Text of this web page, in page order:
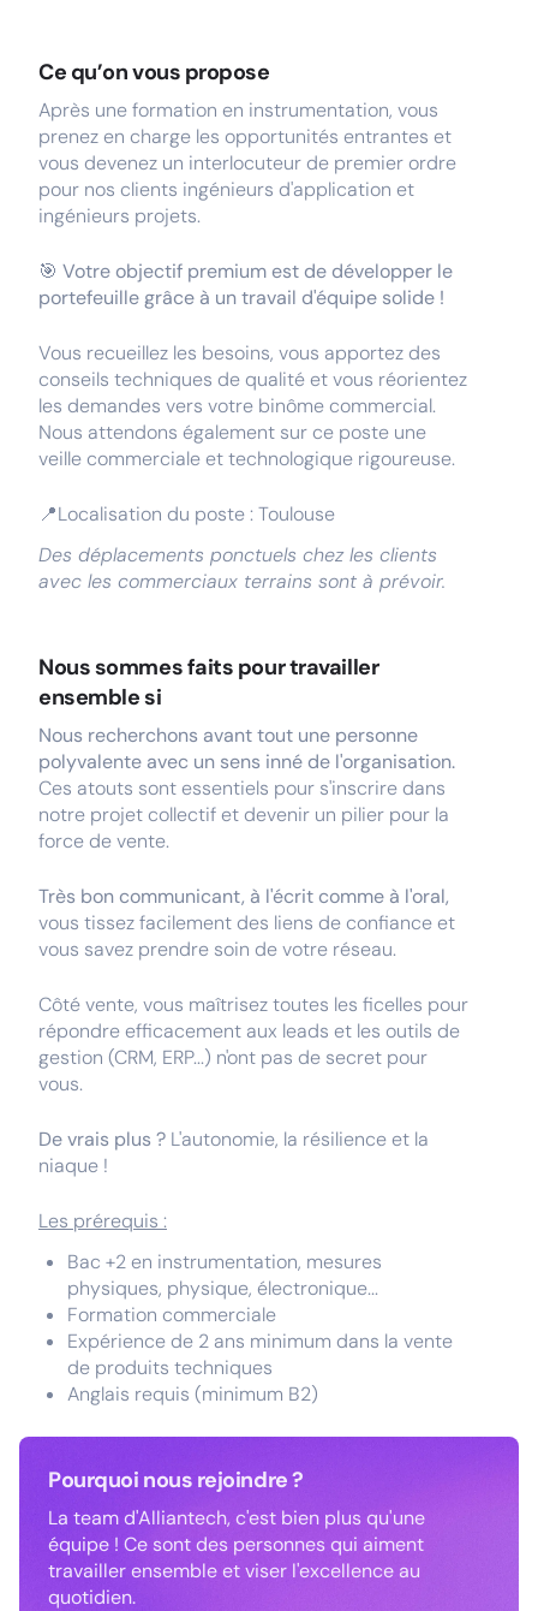
Ce qu’on vous propose
Après une formation en instrumentation, vous
prenez en charge les opportunités entrantes et
vous devenez un interlocuteur de premier ordre
pour nos clients ingénieurs d'application et
ingénieurs projets.
🎯 Votre objectif premium est de développer le
portefeuille grâce à un travail d'équipe solide !
Vous recueillez les besoins, vous apportez des
conseils techniques de qualité et vous réorientez
les demandes vers votre binôme commercial.
Nous attendons également sur ce poste une
veille commerciale et technologique rigoureuse.
📍Localisation du poste : Toulouse
Des déplacements ponctuels chez les clients
avec les commerciaux terrains sont à prévoir.
Nous sommes faits pour travailler
ensemble si
Nous recherchons avant tout une personne
polyvalente avec un sens inné de l'organisation.
Ces atouts sont essentiels pour s'inscrire dans
notre projet collectif et devenir un pilier pour la
force de vente.
Très bon communicant, à l'écrit comme à l'oral,
vous tissez facilement des liens de confiance et
vous savez prendre soin de votre réseau.
Côté vente, vous maîtrisez toutes les ficelles pour
répondre efficacement aux leads et les outils de
gestion (CRM, ERP...) n'ont pas de secret pour
vous.
De vrais plus ? L'autonomie, la résilience et la
niaque !
Les prérequis :
Bac +2 en instrumentation, mesures
physiques, physique, électronique...
Formation commerciale
Expérience de 2 ans minimum dans la vente
de produits techniques
Anglais requis (minimum B2)
Pourquoi nous rejoindre ?
La team d'Alliantech, c'est bien plus qu'une
équipe ! Ce sont des personnes qui aiment
travailler ensemble et viser l'excellence au
quotidien.